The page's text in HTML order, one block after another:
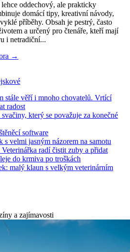
oddechový, ale prakticky
domácí tipy, kreativní návody,
příběhy. Obsah je pestrý, často
a určený pro čtenáře, kteří mají
i netradiční...
→
stále věří i mnoho chovatelů. Vrtící
radost
který se považuje za konečné
software
s velmi jasným názorem na samotu
radí čistit zuby a přidat
do krmiva po troškách
malý klaun s velkým veterinárním
a zajímavosti